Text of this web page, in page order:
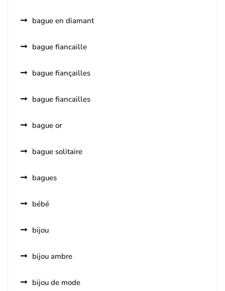
bague en diamant
bague fiancaille
bague fiançailles
bague fiancailles
bague or
bague solitaire
bagues
bébé
bijou
bijou ambre
bijou de mode